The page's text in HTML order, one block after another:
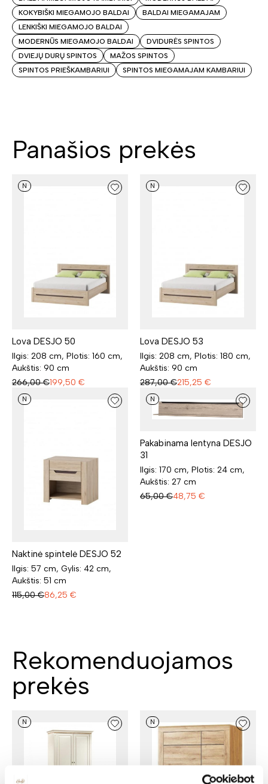
KOKYBIŠKI MIEGAMOJO BALDAI
BALDAI MIEGAMAJAM
LENKIŠKI MIEGAMOJO BALDAI
MODERNŪS MIEGAMOJO BALDAI
DVIDURĖS SPINTOS
DVIEJŲ DURŲ SPINTOS
MAŽOS SPINTOS
SPINTOS PRIEŠKAMBARIUI
SPINTOS MIEGAMAJAM KAMBARIUI
Panašios prekės
N
Lova DESJO 50
Ilgis: 208 cm, Plotis: 160 cm,
Aukštis: 90 cm
266,00 €199,50 €
N
Lova DESJO 53
Ilgis: 208 cm, Plotis: 180 cm,
Aukštis: 90 cm
287,00 €215,25 €
N
Naktinė spintelė DESJO 52
Ilgis: 57 cm, Gylis: 42 cm,
Aukštis: 51 cm
115,00 €86,25 €
N
Pakabinama lentyna DESJO
31
Ilgis: 170 cm, Plotis: 24 cm,
Aukštis: 27 cm
65,00 €48,75 €
Rekomenduojamos
prekės
N N